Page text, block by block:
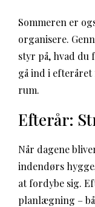
Sommeren er
organisere.
styr på, hvad du
gå ind i
rum.
Efterår:
Når dagene
indendørs
at fordybe sig.
planlægning –